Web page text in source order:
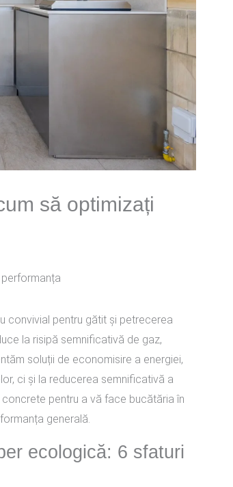
să optimizați
convivial pentru gătit și petrecerea
la risipă semnificativă de gaz,
soluții de economisire a energiei,
ci și la reducerea semnificativă a
pentru a vă face bucătăria în
generală.
ecologică: 6 sfaturi